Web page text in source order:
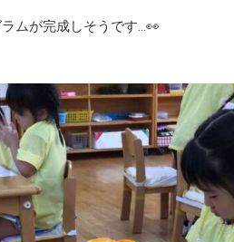
ムが完成しそうです…👀